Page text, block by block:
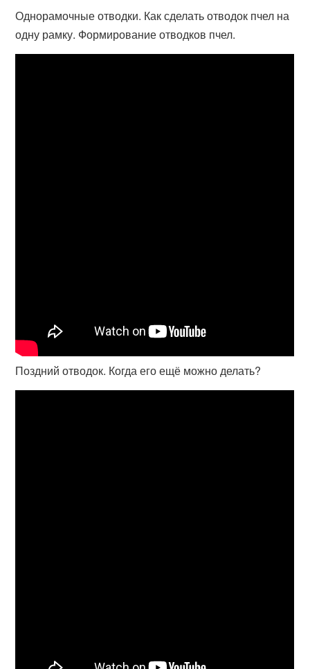
Однорамочные отводки. Как сделать отводок пчел на
одну рамку. Формирование отводков пчел.
Поздний отводок. Когда его ещё можно делать?